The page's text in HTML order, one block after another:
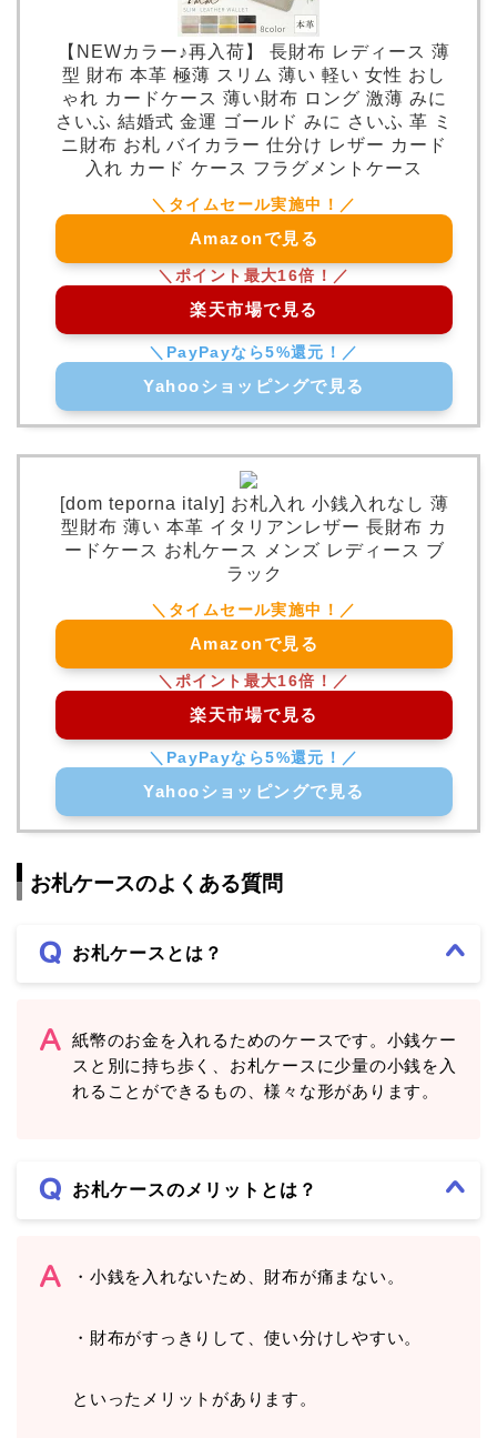
【NEWカラー♪再入荷】 長財布 レディース 薄
型 財布 本革 極薄 スリム 薄い 軽い 女性 おし
ゃれ カードケース 薄い財布 ロング 激薄 みに
さいふ 結婚式 金運 ゴールド みに さいふ 革 ミ
ニ財布 お札 バイカラー 仕分け レザー カード
入れ カード ケース フラグメントケース
Amazonで見る
楽天市場で見る
Yahooショッピングで見る
[dom teporna italy] お札入れ 小銭入れなし 薄
型財布 薄い 本革 イタリアンレザー 長財布 カ
ードケース お札ケース メンズ レディース ブ
ラック
Amazonで見る
楽天市場で見る
Yahooショッピングで見る
お札ケースのよくある質問
お札ケースとは？
紙幣のお金を入れるためのケースです。小銭ケー
スと別に持ち歩く、お札ケースに少量の小銭を入
れることができるもの、様々な形があります。
お札ケースのメリットとは？
・小銭を入れないため、財布が痛まない。
・財布がすっきりして、使い分けしやすい。
といったメリットがあります。